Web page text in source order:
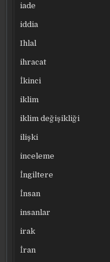
iade
iddia
Ihlal
ihracat
İkinci
iklim
iklim değişikliği
ilişki
inceleme
İngiltere
İnsan
insanlar
irak
İran